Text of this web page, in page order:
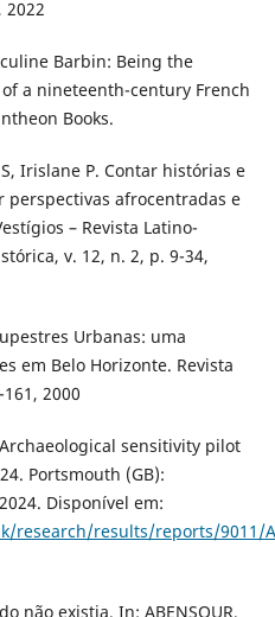
2022
Barbin: Being the
a nineteenth-century French
Books.
Irislane P. Contar histórias e
perspectivas afrocentradas e
– Revista Latino-
v. 12, n. 2, p. 9-34,
Urbanas: uma
em Belo Horizonte. Revista
2000
Archaeological sensitivity pilot
Portsmouth (GB):
Disponível em:
research/results/reports/9011/
não existia. In: ABENSOUR,